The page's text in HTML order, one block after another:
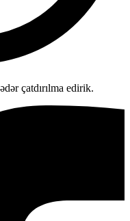
çatdırılma edirik.